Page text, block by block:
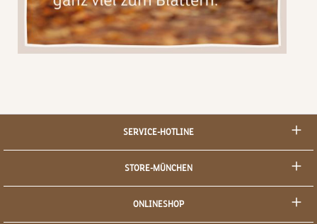
SERVICE-HOTLINE
STORE-MÜNCHEN
ONLINESHOP